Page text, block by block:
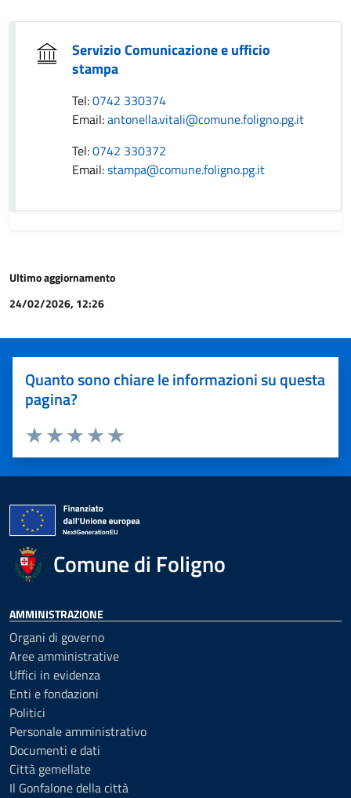
Servizio Comunicazione e ufficio
stampa
Tel:0742 330374
Email:antonella.vitali@comune.foligno.pg.it
Tel:0742 330372
Email:stampa@comune.foligno.pg.it
Ultimo aggiornamento
24/02/2026, 12:26
Quanto sono chiare le informazioni su questa
pagina?
Valuta 5 stelle su 5
Valuta 4 stelle su 5
Valuta 3 stelle su 5
Valuta 2 stelle su 5
Valuta 1 stelle su 5
Comune di Foligno
AMMINISTRAZIONE
Organi di governo
Aree amministrative
Uffici in evidenza
Enti e fondazioni
Politici
Personale amministrativo
Documenti e dati
Città gemellate
Il Gonfalone della città